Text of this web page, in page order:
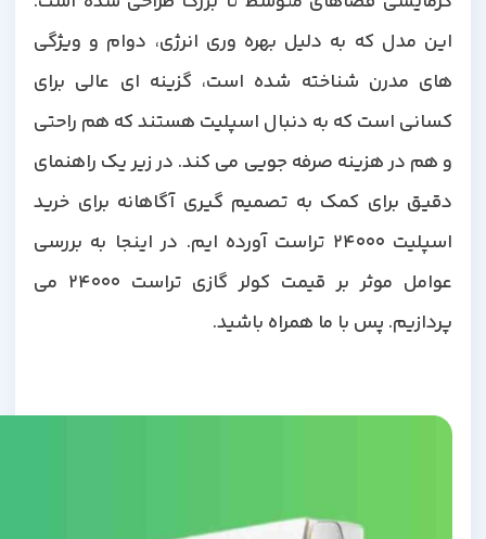
این مدل که به دلیل بهره وری انرژی، دوام و ویژگی
های مدرن شناخته شده است، گزینه ای عالی برای
کسانی است که به دنبال اسپلیت هستند که هم راحتی
و هم در هزینه صرفه جویی می کند. در زیر یک راهنمای
دقیق برای کمک به تصمیم گیری آگاهانه برای خرید
اسپلیت 24000 تراست آورده ایم. در اینجا به بررسی
عوامل موثر بر قیمت کولر گازی تراست 24000 می
پردازیم. پس با ما همراه باشید.